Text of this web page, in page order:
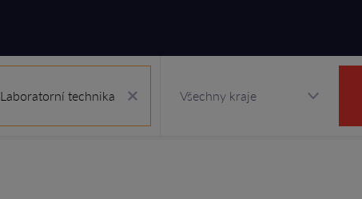
Laboratorní technika